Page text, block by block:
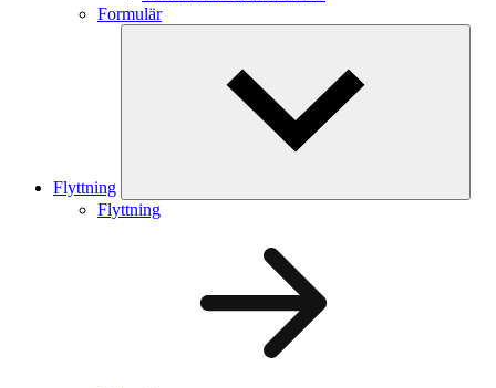
Formulär
Flyttning
Flyttning